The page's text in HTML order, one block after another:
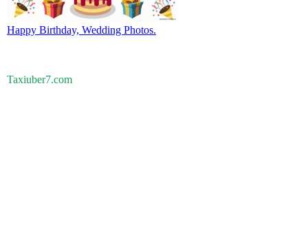
Happy Birthday, Wedding Photos.
Taxiuber7.com